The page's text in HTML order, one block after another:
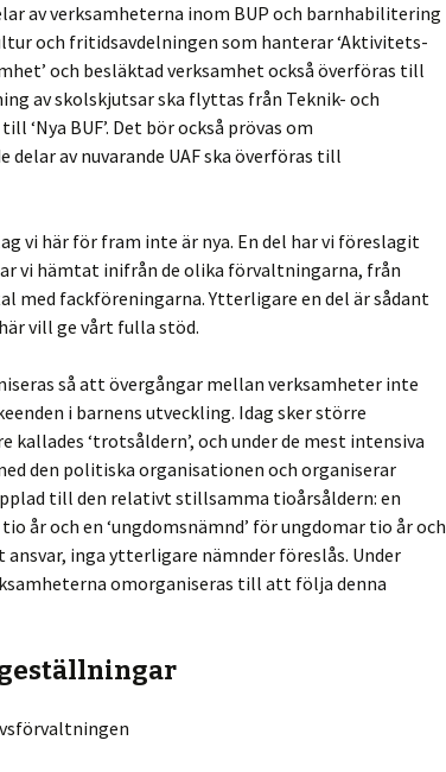
av verksamheterna inom BUP och barnhabilitering
och fritidsavdelningen som hanterar ‘Aktivitets-
och besläktad verksamhet också överföras till
av skolskjutsar ska flyttas från Teknik- och
BUF’. Det bör också prövas om
av nuvarande UAF ska överföras till
vi här för fram inte är nya. En del har vi föreslagit
vi hämtat inifrån de olika förvaltningarna, från
med fackföreningarna. Ytterligare en del är sådant
vill ge vårt fulla stöd.
så att övergångar mellan verksamheter inte
i barnens utveckling. Idag sker större
kallades ‘trotsåldern’, och under de mest intensiva
den politiska organisationen och organiserar
till den relativt stillsamma tioårsåldern: en
år och en ‘ungdomsnämnd’ för ungdomar tio år och
inga ytterligare nämnder föreslås. Under
omorganiseras till att följa denna